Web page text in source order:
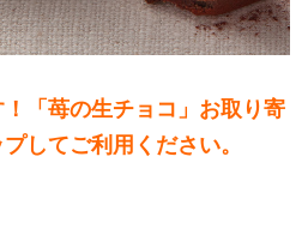
「苺の生チョコ」お取り寄
してご利用ください。